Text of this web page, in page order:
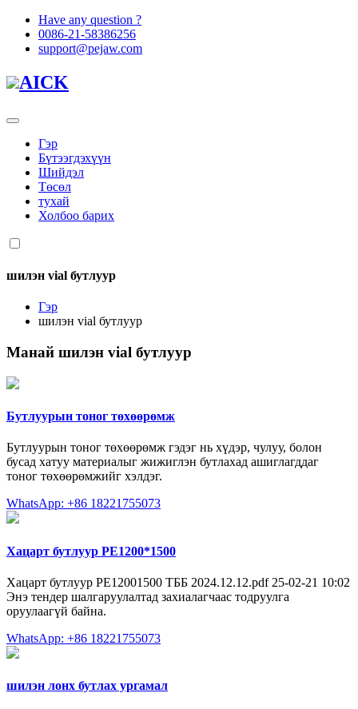
Have any question ?
0086-21-58386256
support@pejaw.com
AICK
Гэр
Бүтээгдэхүүн
Шийдэл
Төсөл
тухай
Холбоо барих
шилэн vial бутлуур
Гэр
шилэн vial бутлуур
Манай шилэн vial бутлуур
Бутлуурын тоног төхөөрөмж
Бутлуурын тоног төхөөрөмж гэдэг нь хүдэр, чулуу, болон
бусад хатуу материалыг жижиглэн бутлахад ашиглагддаг
тоног төхөөрөмжийг хэлдэг.
WhatsApp: +86 18221755073
Хацарт бутлуур РЕ1200*1500
Хацарт бутлуур РЕ12001500 ТББ 2024.12.12.pdf 25-02-21 10:02
Энэ тендер шалгаруулалтад захиалагчаас тодруулга
оруулаагүй байна.
WhatsApp: +86 18221755073
шилэн лонх бутлах ургамал